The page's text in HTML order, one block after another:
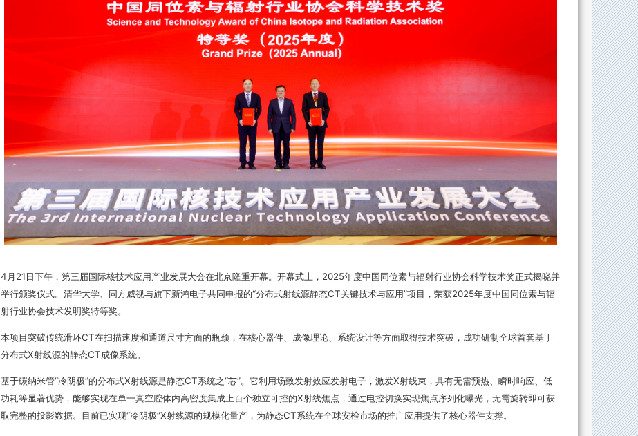
4月21日下午，第三届国际核技术应用产业发展大会在北京隆重开幕。开幕式上，2025年度中国同位素与辐射行业协会科学技术奖正式揭晓并
举行颁奖仪式。清华大学、同方威视与旗下新鸿电子共同申报的“分布式射线源静态CT关键技术与应用”项目，荣获2025年度中国同位素与辐
射行业协会技术发明奖特等奖。
本项目突破传统滑环CT在扫描速度和通道尺寸方面的瓶颈，在核心器件、成像理论、系统设计等方面取得技术突破，成功研制全球首套基于
分布式X射线源的静态CT成像系统。
基于碳纳米管“冷阴极”的分布式X射线源是静态CT系统之“芯”。它利用场致发射效应发射电子，激发X射线束，具有无需预热、瞬时响应、低
功耗等显著优势，能够实现在单一真空腔体内高密度集成上百个独立可控的X射线焦点，通过电控切换实现焦点序列化曝光，无需旋转即可获
取完整的投影数据。目前已实现“冷阴极”X射线源的规模化量产，为静态CT系统在全球安检市场的推广应用提供了核心器件支撑。